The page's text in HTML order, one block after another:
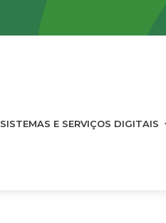
SISTEMAS E SERVIÇOS DIGITAIS